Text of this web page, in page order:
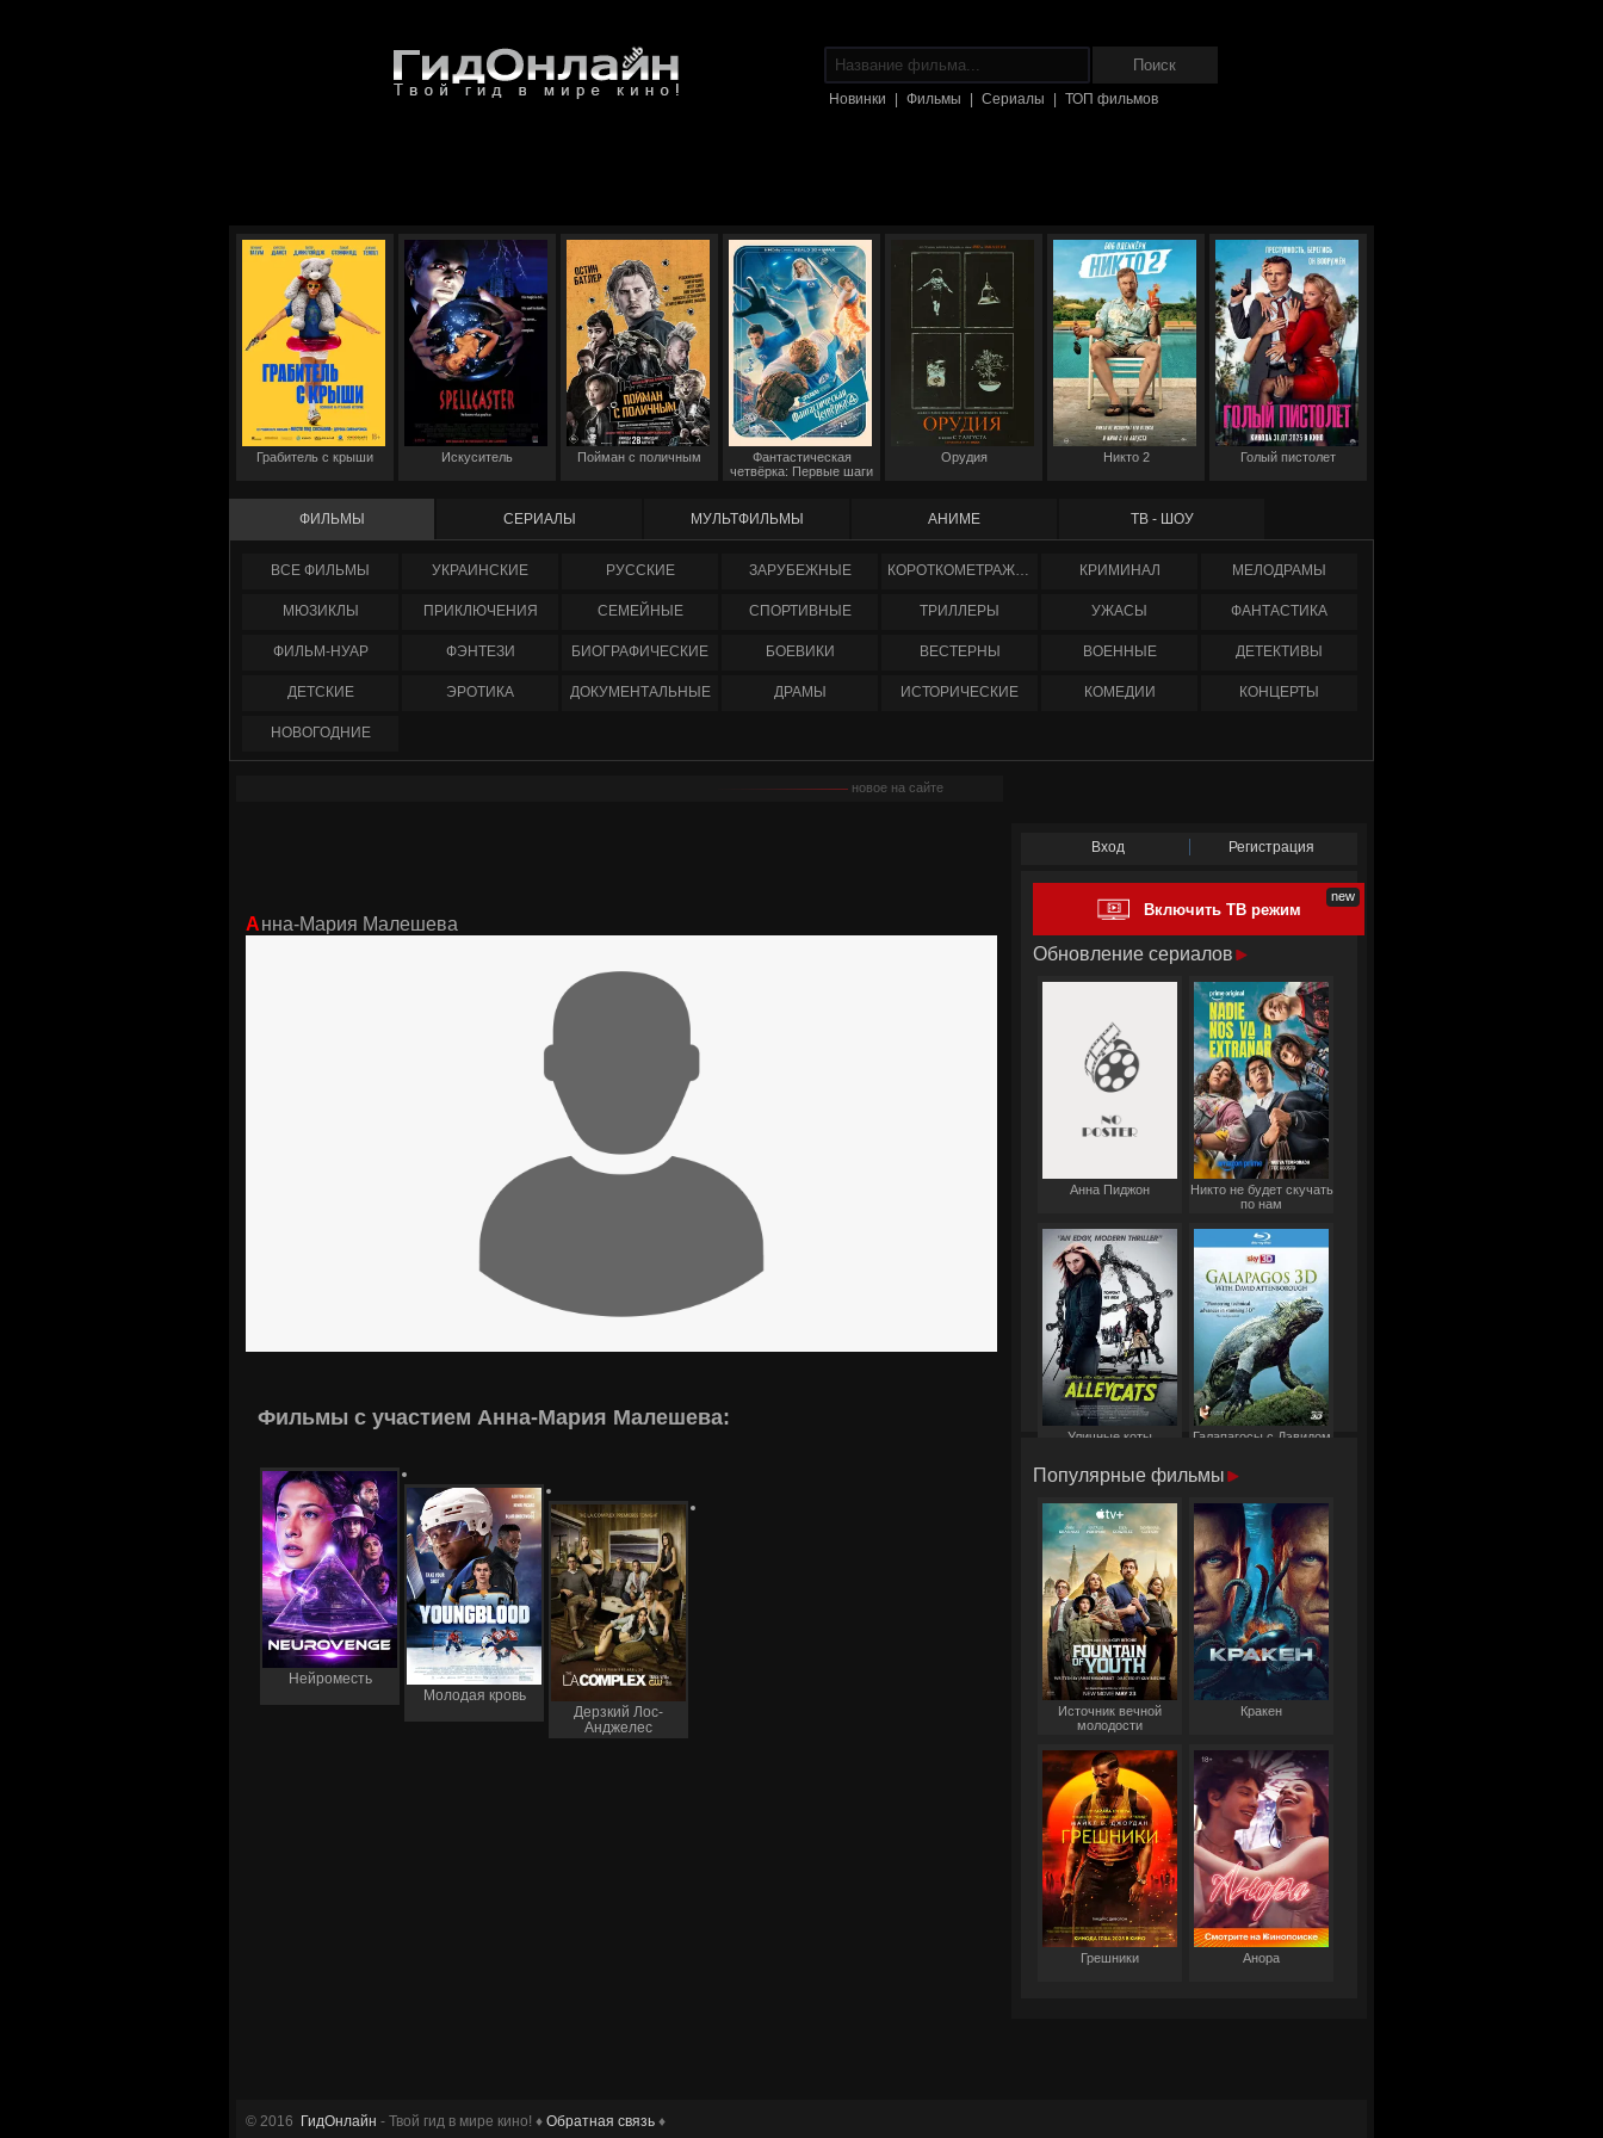
Новинки Фильмы Сериалы ТОП фильмов
Грабитель с крыши Искуситель Пойман с поличным
Фантастическая
четвёрка: Первые шаги
Орудия Никто 2 Голый пистолет
ФИЛЬМЫ СЕРИАЛЫ МУЛЬТФИЛЬМЫ АНИМЕ ТВ - ШОУ
ФИЛЬМЫ УКРАИНCКИЕ РУССКИЕ ЗАРУБЕЖНЫЕ КОРОТКОМЕТРАЖНЫЕ КРИМИНАЛ МЕЛОДРАМЫ
МЮЗИКЛЫ ПРИКЛЮЧЕНИЯ СЕМЕЙНЫЕ СПОРТИВНЫЕ ТРИЛЛЕРЫ УЖАСЫ ФАНТАСТИКА
ФИЛЬМ-НУАР ФЭНТЕЗИ БИОГРАФИЧЕСКИЕ БОЕВИКИ ВЕСТЕРНЫ ВОЕННЫЕ ДЕТЕКТИВЫ
ДЕТСКИЕ ЭРОТИКА ДОКУМЕНТАЛЬНЫЕ ДРАМЫ ИСТОРИЧЕСКИЕ КОМЕДИИ КОНЦЕРТЫ
НОВОГОДНИЕ
новое на сайте
Анна-Мария Малешева
Фильмы с участием Анна-Мария Малешева:
Нейроместь
Молодая кровь
Дерзкий Лос-
Анджелес
Вход Регистрация
Включить ТВ режим
Обновление сериалов
Анна Пиджон
Никто не будет скучать
по нам
Уличные коты
Галапагосы с Дэвидом
Популярные фильмы
Источник вечной
молодости
Кракен
Грешники Анора
© 2016 ГидОнлайн - Твой гид в мире кино! ♦ Обратная связь ♦